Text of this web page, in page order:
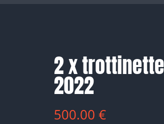
2 x
2022
500.00€